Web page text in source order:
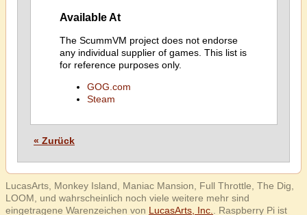
Available At
The ScummVM project does not endorse
any individual supplier of games. This list is
for reference purposes only.
GOG.com
Steam
« Zurück
LucasArts, Monkey Island, Maniac Mansion, Full Throttle, The Dig,
LOOM, und wahrscheinlich noch viele weitere mehr sind
eingetragene Warenzeichen von LucasArts, Inc. . Raspberry Pi ist